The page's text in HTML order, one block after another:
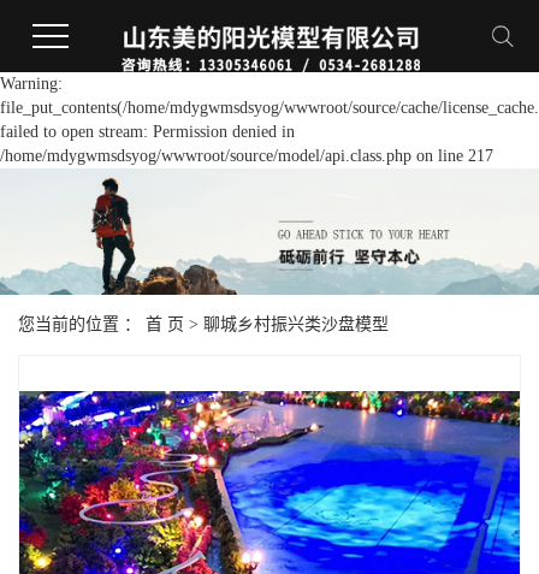
Warning:
file_put_contents(/home/mdygwmsdsyog/wwwroot/source/cache/
failed to open stream: Permission denied in
/home/mdygwmsdsyog/wwwroot/source/model/api.class.php on line 217
您当前的位置 ： 首 页 > 聊城乡村振兴类沙盘模型